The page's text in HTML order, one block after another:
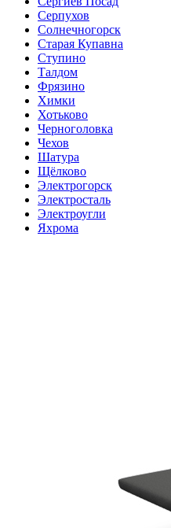
Серпухов
Солнечногорск
Старая Купавна
Ступино
Талдом
Фрязино
Химки
Хотьково
Черноголовка
Чехов
Шатура
Щёлково
Электрогорск
Электросталь
Электроугли
Яхрома